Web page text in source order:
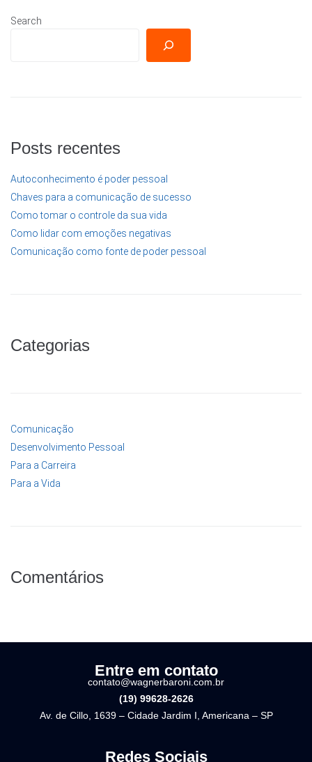
Search
Posts recentes
Autoconhecimento é poder pessoal
Chaves para a comunicação de sucesso
Como tomar o controle da sua vida
Como lidar com emoções negativas
Comunicação como fonte de poder pessoal
Categorias
Comunicação
Desenvolvimento Pessoal
Para a Carreira
Para a Vida
Comentários
Entre em contato
contato@wagnerbaroni.com.br
(19) 99628-2626
Av. de Cillo, 1639 – Cidade Jardim I, Americana – SP
Redes Sociais